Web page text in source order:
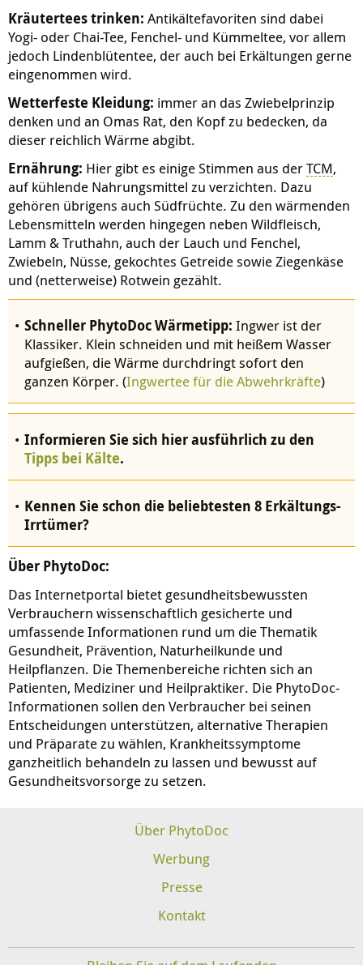
Kräutertees trinken: Antikältefavoriten sind dabei
Yogi- oder Chai-Tee, Fenchel- und Kümmeltee, vor allem
jedoch Lindenblütentee, der auch bei Erkältungen gerne
eingenommen wird.
Wetterfeste Kleidung: immer an das Zwiebelprinzip
denken und an Omas Rat, den Kopf zu bedecken, da
dieser reichlich Wärme abgibt.
Ernährung: Hier gibt es einige Stimmen aus derTCM,
auf kühlende Nahrungsmittel zu verzichten. Dazu
gehören übrigens auch Südfrüchte. Zu den wärmenden
Lebensmitteln werden hingegen neben Wildfleisch,
Lamm & Truthahn, auch der Lauch und Fenchel,
Zwiebeln, Nüsse, gekochtes Getreide sowie Ziegenkäse
und (netterweise) Rotwein gezählt.
Schneller PhytoDoc Wärmetipp: Ingwer ist der
Klassiker. Klein schneiden und mit heißem Wasser
aufgießen, die Wärme durchdringt sofort den
ganzen Körper. (Ingwertee für die Abwehrkräfte)
Informieren Sie sich hier ausführlich zu den
Tipps bei Kälte.
Kennen Sie schon die beliebtesten 8 Erkältungs-
Irrtümer?
Über PhytoDoc:
Das Internetportal bietet gesundheitsbewussten
Verbrauchern wissenschaftlich gesicherte und
umfassende Informationen rund um die Thematik
Gesundheit, Prävention, Naturheilkunde und
Heilpflanzen. Die Themenbereiche richten sich an
Patienten, Mediziner und Heilpraktiker. Die PhytoDoc-
Informationen sollen den Verbraucher bei seinen
Entscheidungen unterstützen, alternative Therapien
und Präparate zu wählen, Krankheitssymptome
ganzheitlich behandeln zu lassen und bewusst auf
Gesundheitsvorsorge zu setzen.
Über PhytoDoc
Werbung
Presse
Kontakt